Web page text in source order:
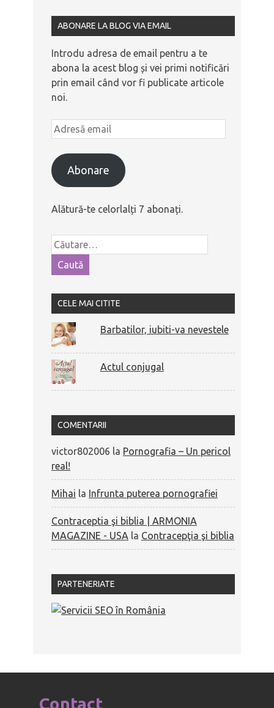
ABONARE LA BLOG VIA EMAIL
Introdu adresa de email pentru a te
abona la acest blog și vei primi notificări
prin email când vor fi publicate articole
noi.
Abonare
Alătură-te celorlalți 7 abonați.
CELE MAI CITITE
Barbatilor, iubiti-va nevestele
Actul conjugal
COMENTARII
victor802006 la Pornografia – Un pericol
real!
Mihai la Infrunta puterea pornografiei
Contraceptia şi biblia | ARMONIA
MAGAZINE - USA la Contracepţia şi biblia
PARTENERIATE
Contact